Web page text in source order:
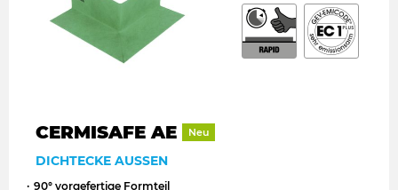
CERMISAFE AE Neu
DICHTECKE AUSSEN
90° vorgefertige Formteil